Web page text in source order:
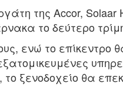
της Accor, Solaar
το δεύτερο
ενώ το επίκεντρο
ξενοδοχείο θα